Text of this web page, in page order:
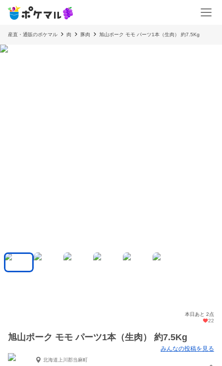
産直・通販のポケマル 肉 豚肉 旭山ポーク モモ パーツ1本（生肉） 約7.5Kg
本日あと 2点
22
旭山ポーク モモ パーツ1本（生肉） 約7.5Kg
みんなの投稿を見る
北海道上川郡当麻町